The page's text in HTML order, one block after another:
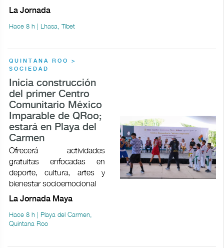
La Jornada
Hace 8 h | Lhasa, Tíbet
QUINTANA ROO >
SOCIEDAD
Inicia construcción
del primer Centro
Comunitario México
Imparable de QRoo;
estará en Playa del
Carmen
Ofrecerá actividades
gratuitas enfocadas en
deporte, cultura, artes y
bienestar socioemocional
La Jornada Maya
Hace 8 h | Playa del Carmen,
Quintana Roo